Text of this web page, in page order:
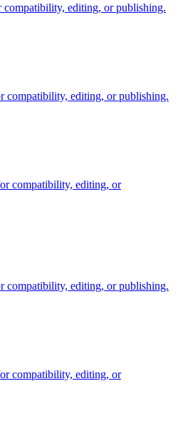
editing, or publishing.
editing, or publishing.
compatibility, editing, or
editing, or publishing.
compatibility, editing, or